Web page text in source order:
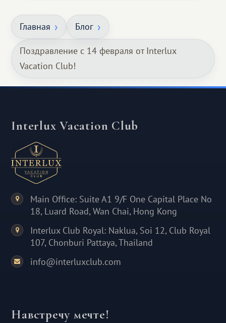
Главная Блог
Поздравление с 14 февраля от Interlux
Vacation Club!
Interlux Vacation Club
Main Office: Suite A1 9/F One Capital Place No
18, Luard Road, Wan Chai, Hong Kong
Interlux Club Royal: Naklua, Soi 12, Club Royal
107, Chonburi Pattaya, Thailand
info@interluxclub.com
Навстречу мечте!